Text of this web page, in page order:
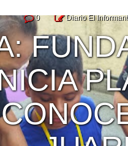
0 Diario El
DEL